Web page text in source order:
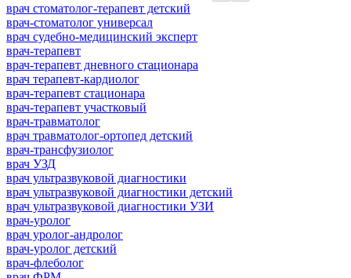
врач стоматолог-терапевт детский
врач-стоматолог универсал
врач судебно-медицинский эксперт
врач-терапевт
врач-терапевт дневного стационара
врач терапевт-кардиолог
врач-терапевт стационара
врач-терапевт участковый
врач-травматолог
врач травматолог-ортопед детский
врач-трансфузиолог
врач УЗД
врач ультразвуковой диагностики
врач ультразвуковой диагностики детский
врач ультразвуковой диагностики УЗИ
врач-уролог
врач уролог-андролог
врач-уролог детский
врач-флеболог